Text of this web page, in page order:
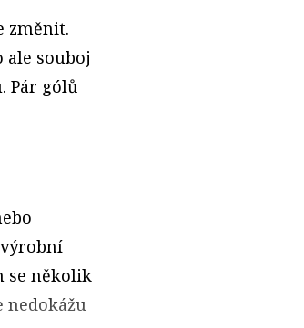
změnit.
ale souboj
Pár gólů
se několik
nedokážu